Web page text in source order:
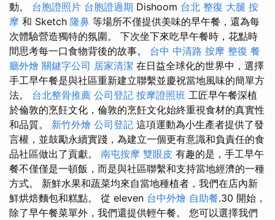
動。 台胞證照片 台胞證過期 Dishoom 台北 整復 大腿 按
摩 和 Sketch 隆鼻 等場所不僅提供美味的早午餐，還為每
次體驗營造獨特的氛圍。 下次坐下來吃早午餐時，花點時
間思考每一口食物背後的故事。 台中 中清路 按摩 整復 餐
廳外燴 關鍵字公司 居家清潔 在日益全球化的世界中，選擇
手工早午餐是與社區重新建立聯繫並慶祝當地風味的簡單方
法。 台北整骨推薦 公司登記 按摩證照班 工匠早午餐深植
於倫敦的烹飪文化，倫敦的烹飪文化始終重視食材的真實性
和品質。 新竹外燴 公司登記 這項運動為小生產者提供了發
言權，並鼓勵永續實踐，為建立一個更有意識和負責任的食
品社區做出了貢獻。 南屯按摩 雙眼皮 有趣的是，手工早午
餐不僅僅是一頓飯，而是與社區聯繫和支持當地經濟的一種
方式。 新鮮水果和蔬菜均來自當地種植者，我們在店內新
鮮烘焙麵包和糕點。 從 eleven 台中外燴 自助餐.30 開始，
除了早午餐菜單外，我們還提供輕午餐。 您可以選擇我們